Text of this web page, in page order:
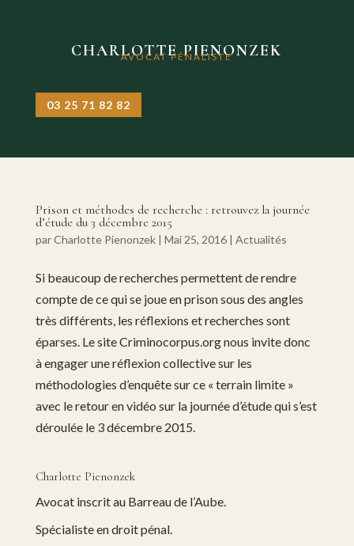
CHARLOTTE PIENONZEK
AVOCAT PÉNALISTE
03 25 71 82 82
Prison et méthodes de recherche : retrouvez la journée
d’étude du 3 décembre 2015
parCharlotte Pienonzek| Mai 25, 2016| Actualités
Si beaucoup de recherches permettent de rendre
compte de ce qui se joue en prison sous des angles
très différents, les réflexions et recherches sont
éparses. Le site Criminocorpus.org nous invite donc
à engager une réflexion collective sur les
méthodologies d’enquête sur ce « terrain limite »
avec le retour en vidéo sur la journée d’étude qui s’est
déroulée le 3 décembre 2015.
Charlotte Pienonzek
Avocat inscrit au Barreau de l’Aube.
Spécialiste en droit pénal.